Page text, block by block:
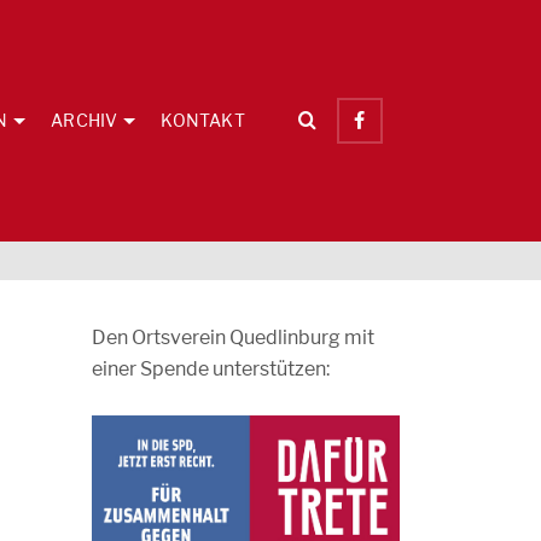
ARCHIV KONTAKT
Den Ortsverein Quedlinburg mit
einer Spende unterstützen: